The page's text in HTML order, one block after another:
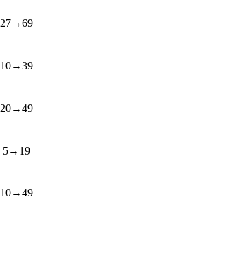
27→69
10→39
20→49
5→19
10→49